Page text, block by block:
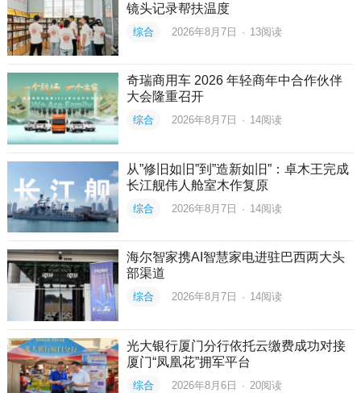
镜头记录帮扶温度
综合 2026年8月7日 · 13阅读
奇瑞商用车 2026 年轻商年中合作伙伴
大会隆重召开
综合 2026年8月7日 · 14阅读
从”修旧如旧”到”造新如旧”：卓木王完成
长江舰伟人舱室木作复原
综合 2026年8月7日 · 14阅读
海尔智家携AI智慧家电进驻巴西两大头
部渠道
综合 2026年8月7日 · 14阅读
光大银行厦门分行依托云缴费成功对接
厦门“凤凰花”拥军平台
综合 2026年8月6日 · 20阅读